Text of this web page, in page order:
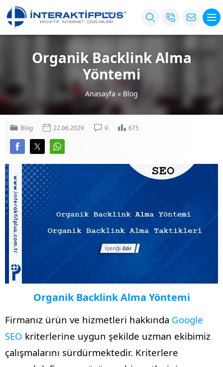
Organik Backlink Alma
Yöntemi
Anasayfa » Blog
Blog 22.06.2020 0 675
Organik Backlink Alma Yöntemi
Firmanız ürün ve hizmetleri hakkında Google
SEO kriterlerine uygun şekilde uzman ekibimiz
çalışmalarını sürdürmektedir. Kriterlere